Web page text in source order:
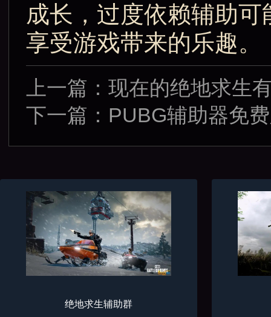
成长，过度依赖辅助
享受游戏带来的乐趣。
上一篇： 现在的绝地求生
下一篇： PUBG辅助器免
绝地求生辅助群